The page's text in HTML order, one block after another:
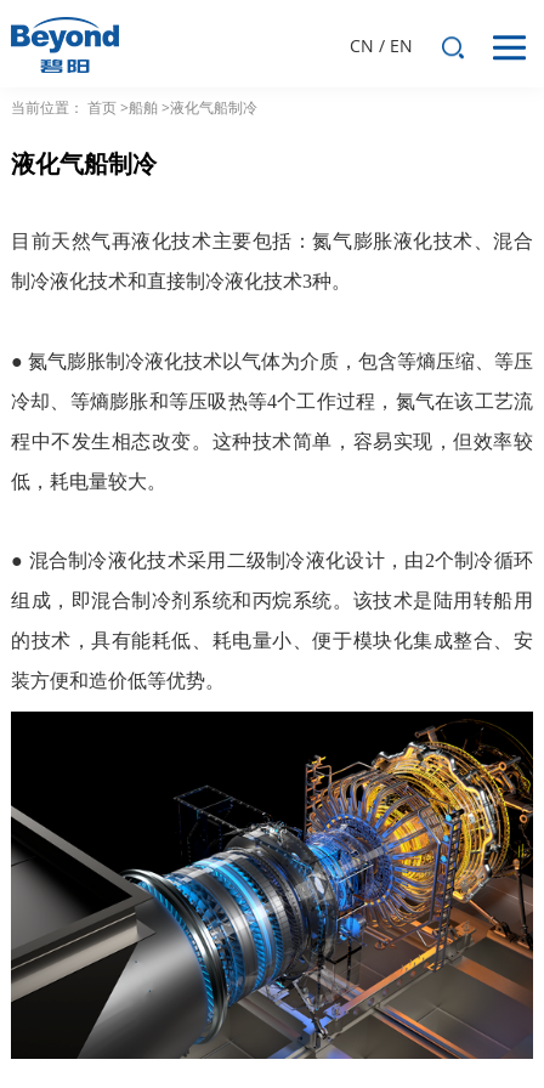
CN / EN
当前位置： 首页>船舶 >液化气船制冷
液化气船制冷
目前天然气再液化技术主要包括：氮气膨胀液化技术、混合
制冷液化技术和直接制冷液化技术3种。
● 氮气膨胀制冷液化技术以气体为介质，包含等熵压缩、等压
冷却、等熵膨胀和等压吸热等4个工作过程，氮气在该工艺流
程中不发生相态改变。这种技术简单，容易实现，但效率较
低，耗电量较大。
● 混合制冷液化技术采用二级制冷液化设计，由2个制冷循环
组成，即混合制冷剂系统和丙烷系统。该技术是陆用转船用
的技术，具有能耗低、耗电量小、便于模块化集成整合、安
装方便和造价低等优势。